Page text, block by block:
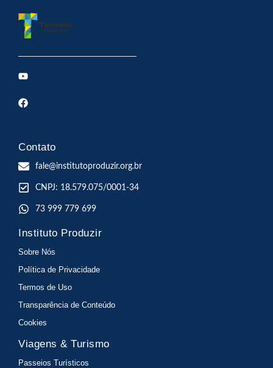
Contato
fale@institutoproduzir.org.br
CNPJ: 18.579.075/0001-34
73 999 779 699
Instituto Produzir
Sobre Nós
Política de Privacidade
Termos de Uso
Transparência de Conteúdo
Cookies
Viagens & Turismo
Passeios Turísticos